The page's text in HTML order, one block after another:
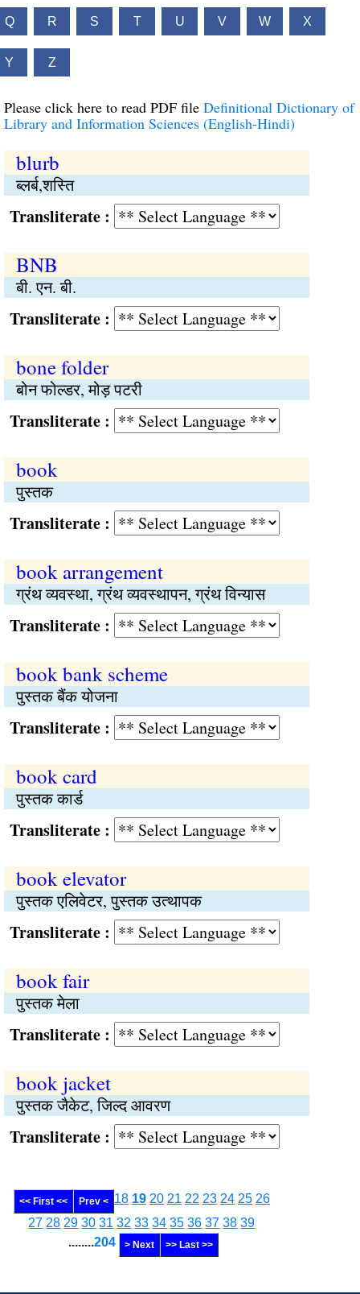
Q R S T U V W X
Y Z
Please click here to read PDF file Definitional Dictionary of
Library and Information Sciences (English-Hindi)
blurb
ब्लर्ब,शस्‍ति
:
BNB
बी. एन. बी.
:
bone folder
बोन फोल्डर, मोड़ पटरी
:
book
पुस्तक
:
book arrangement
ग्रंथ व्यवस्था, ग्रंथ व्यवस्थापन, ग्रंथ विन्यास
:
book bank scheme
पुस्तक बैंक योजना
:
book card
पुस्तक कार्ड
:
book elevator
पुस्तक एलिवेटर, पुस्तक उत्थापक
:
book fair
पुस्तक मेला
:
book jacket
पुस्तक जैकेट, जिल्द आवरण
:
<< First << Prev < 18 19 20 21 22 23 24 25 26
27 28 29 30 31 32 33 34 35 36 37 38 39
........204 > Next >> Last >>